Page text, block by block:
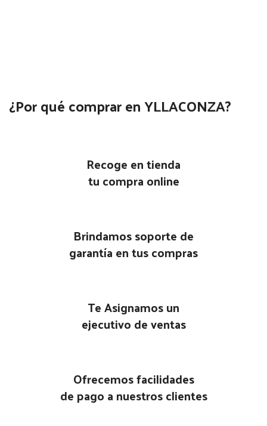
¿Por qué comprar en YLLACONZA?
Recoge en tienda
tu compra online
Brindamos soporte de
garantía en tus compras
Te Asignamos un
ejecutivo de ventas
Ofrecemos facilidades
de pago a nuestros clientes